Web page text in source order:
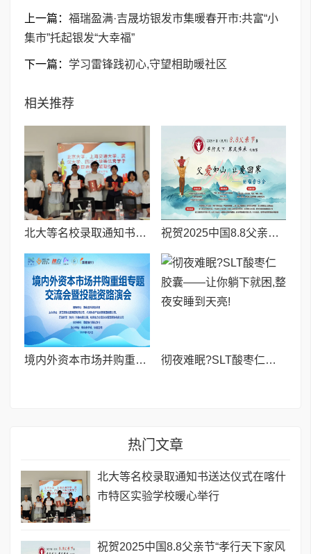
上一篇： 福瑞盈满·吉晟坊银发市集暖春开市:共富“小
集市”托起银发“大幸福”
下一篇： 学习雷锋践初心,守望相助暖社区
相关推荐
北大等名校录取通知书送达仪式在喀什市特区实验学校暖心举行 祝贺2025中国8.8父亲节“孝行天下家风传承”论坛暨祈福音乐会圆满成功
境内外资本市场并购重组专题交流会暨投融资路演会 深度解析驱动企业资本战略升级 彻夜难眠?SLT酸枣仁胶囊——让你躺下就困,整夜安睡到天亮!
热门文章
北大等名校录取通知书送达仪式在喀什
市特区实验学校暖心举行
祝贺2025中国8.8父亲节“孝行天下家风